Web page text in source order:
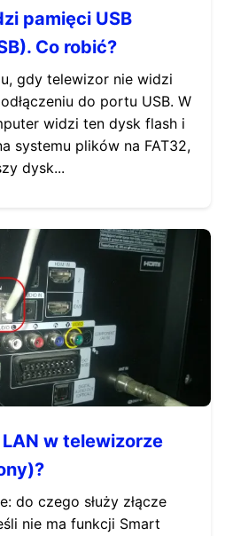
pamięci USB
Co robić?
gdy telewizor nie widzi
do portu USB. W
widzi ten dysk flash i
systemu plików na FAT32,
dysk...
w telewizorze
do czego służy złącze
nie ma funkcji Smart